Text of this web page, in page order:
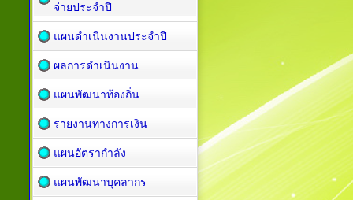
จ่ายประจำปี
แผนดำเนินงานประจำปี
ผลการดำเนินงาน
แผนพัฒนาท้องถิ่น
รายงานทางการเงิน
แผนอัตรากำลัง
แผนพัฒนาบุคลากร